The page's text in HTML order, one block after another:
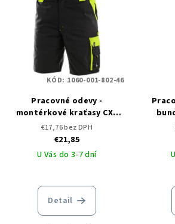
Pracovné odevy -
montérkové kraťasy CXS
SIRIUS BRIGHTON
€17,76 bez DPH
€21,85
U Vás do 3-7 dní
Detail
KÓD: 1060-001-802-46